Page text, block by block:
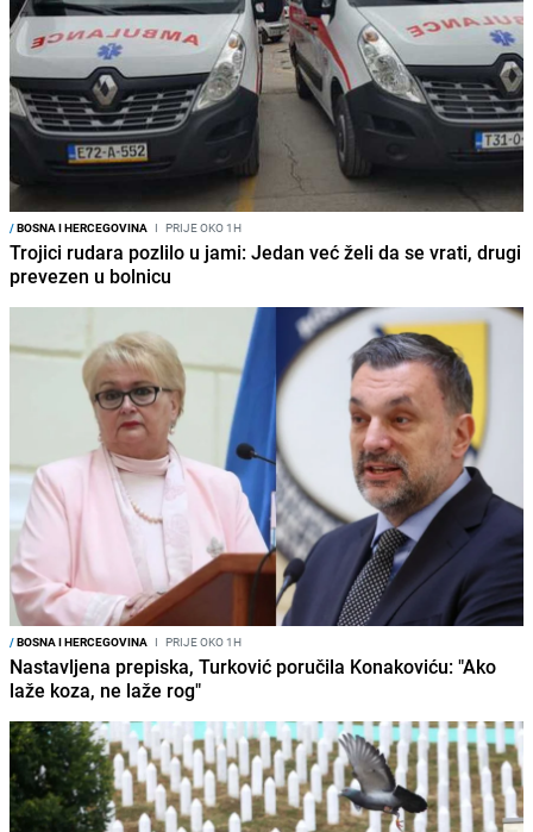
/BOSNA I HERCEGOVINA I PRIJE OKO 1H
Trojici rudara pozlilo u jami: Jedan već želi da se vrati, drugi
prevezen u bolnicu
/BOSNA I HERCEGOVINA I PRIJE OKO 1H
Nastavljena prepiska, Turković poručila Konakoviću: "Ako
laže koza, ne laže rog"